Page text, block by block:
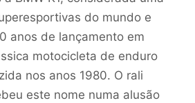
do mundo e
anos de lançamento em
motocicleta de enduro
nos anos 1980. O rali
este nome numa alusão